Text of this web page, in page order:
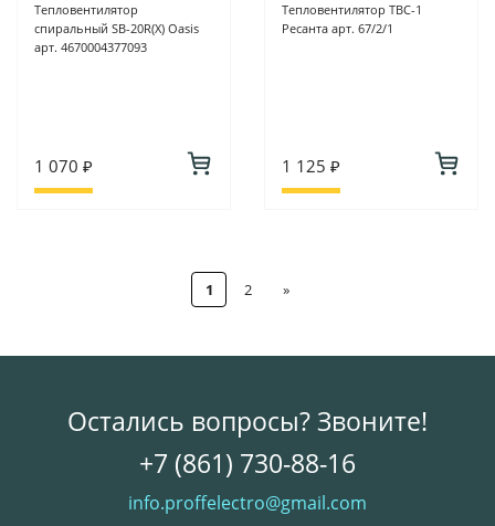
Тепловентилятор
спиральный SB-20R(Х) Oasis
арт. 4670004377093
1 070 ₽
Тепловентилятор ТВС-1
Ресанта арт. 67/2/1
1 125 ₽
1 2 »
Остались вопросы? Звоните!
+7 (861) 730-88-16
info.proffelectro@gmail.com